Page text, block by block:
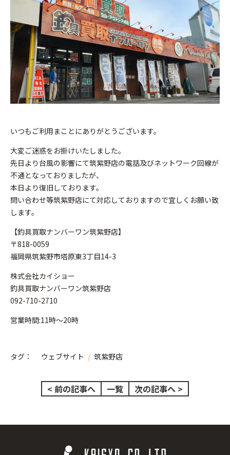
いつもご利用まことにありがとうございます。
大変ご迷惑をお掛けいたしました。
先日より台風の影響にて筑紫野店の電話及びネットワーク回線が
不通となっておりましたが、
本日より復旧しております。
問い合わせ等筑紫野店にて対応しておりますので宜しくお願い致
します。
【釣具買取ナンバーワン筑紫野店】
〒818-0059
福岡県筑紫野市塔原東3丁目14-3
株式会社カイショー
釣具買取ナンバーワン筑紫野店
092-710-2710
営業時間:11時～20時
タグ： ウェブサイト / 筑紫野店
< 前の記事へ 一覧 次の記事へ >